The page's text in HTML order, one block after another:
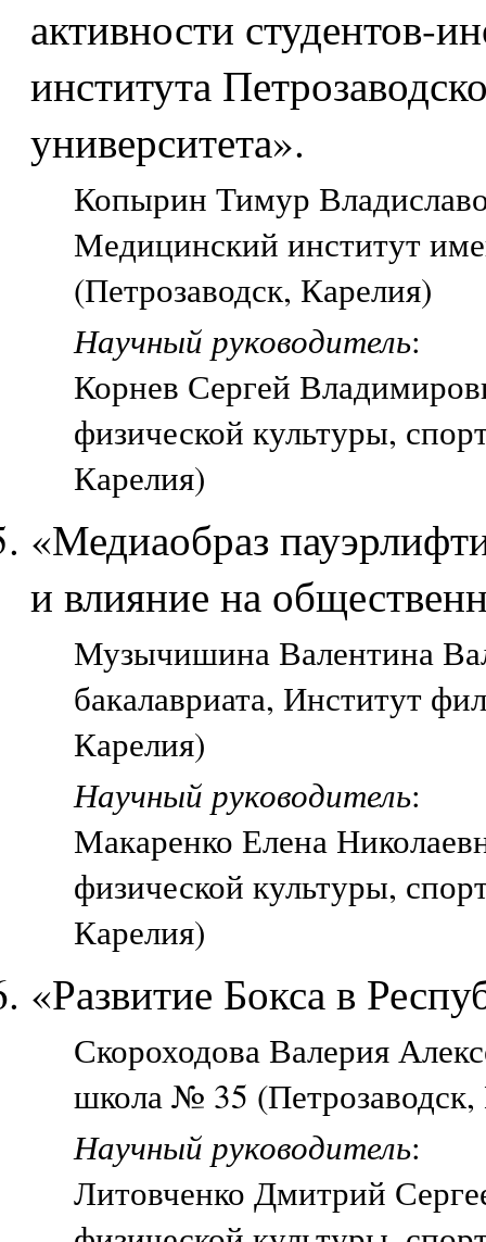
активности студентов-
института
университета».
Копырин Тимур
Медицинский институт
(Петрозаводск, Карелия)
Научный руководитель:
Корнев Сергей
физической культуры,
Карелия)
«Медиаобраз
и влияние на
Музычишина Валентина
бакалавриата, Институт
Карелия)
Научный руководитель:
Макаренко Елена
физической культуры,
Карелия)
«Развитие Бокса в
Скороходова Валерия
школа № 35 (Петрозаводск,
Научный руководитель:
Литовченко Дмитрий